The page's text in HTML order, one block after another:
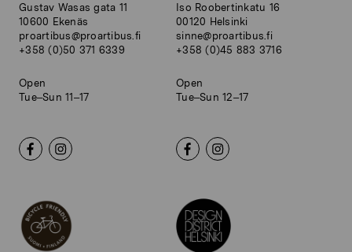
Gustav Wasas gata 11
10600 Ekenäs
proartibus@proartibus.fi
+358 (0)50 371 6339
Open
Tue–Sun 11–17
Iso Roobertinkatu 16
00120 Helsinki
sinne@proartibus.fi
+358 (0)45 883 3716
Open
Tue–Sun 12–17